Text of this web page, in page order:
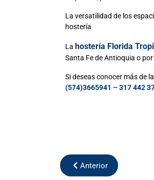
La versatilidad de los
hostería
La hostería Florida
Santa Fe de Antioquia o
Si deseas conocer más de
(574)3665941 – 317 442
Anterior